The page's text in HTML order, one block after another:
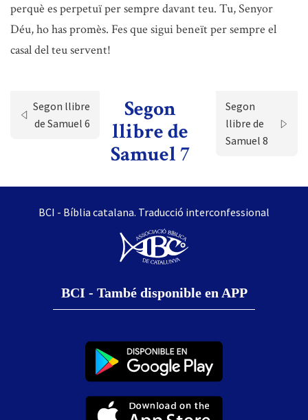
perquè es perpetuï per sempre davant teu. Tu, Senyor
Déu, ho has promès. Fes que sigui beneït per sempre el
casal del teu servent!
Segon llibre
de Samuel 6
Segon
llibre de
Samuel 7
Segon
llibre de
Samuel 8
BCI - Bíblia catalana. Traducció interconfessional
BCI - També disponible en APP